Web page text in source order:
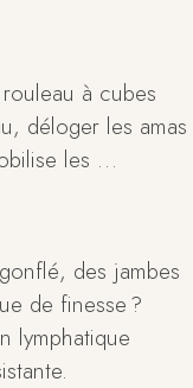
à cubes
déloger les amas
les …
des jambes
de finesse ?
lymphatique